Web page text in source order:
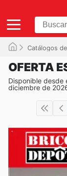
Catálogos
OFERTA
Disponible desde
diciembre de